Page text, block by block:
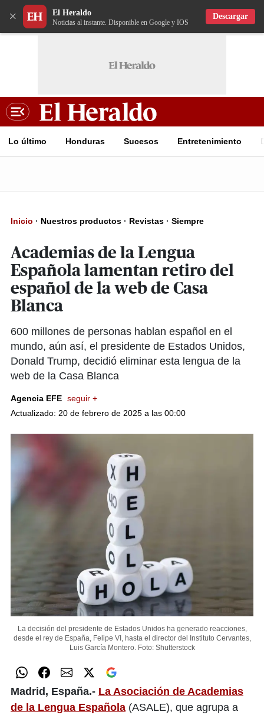
× El Heraldo
Noticias al instante. Disponible en Google y IOS
Descargar
Lo último Honduras Sucesos Entretenimiento
Inicio · Nuestros productos · Revistas · Siempre
Academias de la Lengua
Española lamentan retiro del
español de la web de Casa
Blanca
600 millones de personas hablan español en el
mundo, aún así, el presidente de Estados Unidos,
Donald Trump, decidió eliminar esta lengua de la
web de la Casa Blanca
Agencia EFE seguir +
Actualizado: 20 de febrero de 2025 a las 00:00
La decisión del presidente de Estados Unidos ha generado reacciones,
desde el rey de España, Felipe VI, hasta el director del Instituto Cervantes,
Luis García Montero. Foto: Shutterstock
Madrid, España.- La Asociación de Academias
de la Lengua Española (ASALE), que agrupa a